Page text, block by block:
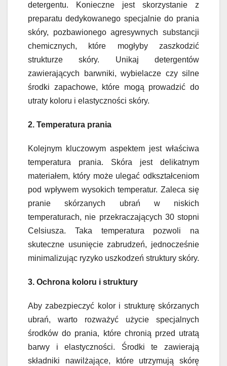
detergentu. Konieczne jest skorzystanie z
preparatu dedykowanego specjalnie do prania
skóry, pozbawionego agresywnych substancji
chemicznych, które mogłyby zaszkodzić
strukturze skóry. Unikaj detergentów
zawierających barwniki, wybielacze czy silne
środki zapachowe, które mogą prowadzić do
utraty koloru i elastyczności skóry.
2. Temperatura prania
Kolejnym kluczowym aspektem jest właściwa
temperatura prania. Skóra jest delikatnym
materiałem, który może ulegać odkształceniom
pod wpływem wysokich temperatur. Zaleca się
pranie skórzanych ubrań w niskich
temperaturach, nie przekraczających 30 stopni
Celsiusza. Taka temperatura pozwoli na
skuteczne usunięcie zabrudzeń, jednocześnie
minimalizując ryzyko uszkodzeń struktury skóry.
3. Ochrona koloru i struktury
Aby zabezpieczyć kolor i strukturę skórzanych
ubrań, warto rozważyć użycie specjalnych
środków do prania, które chronią przed utratą
barwy i elastyczności. Środki te zawierają
składniki nawilżające, które utrzymują skórę